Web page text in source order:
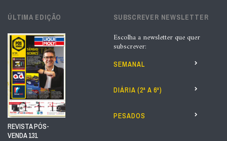
ÚLTIMA EDIÇÃO
REVISTA PÓS-
VENDA 131
SUBSCREVER NEWSLETTER
Escolha a newsletter que quer
subscrever:
SEMANAL
DIÁRIA (2ª A 6ª)
PESADOS